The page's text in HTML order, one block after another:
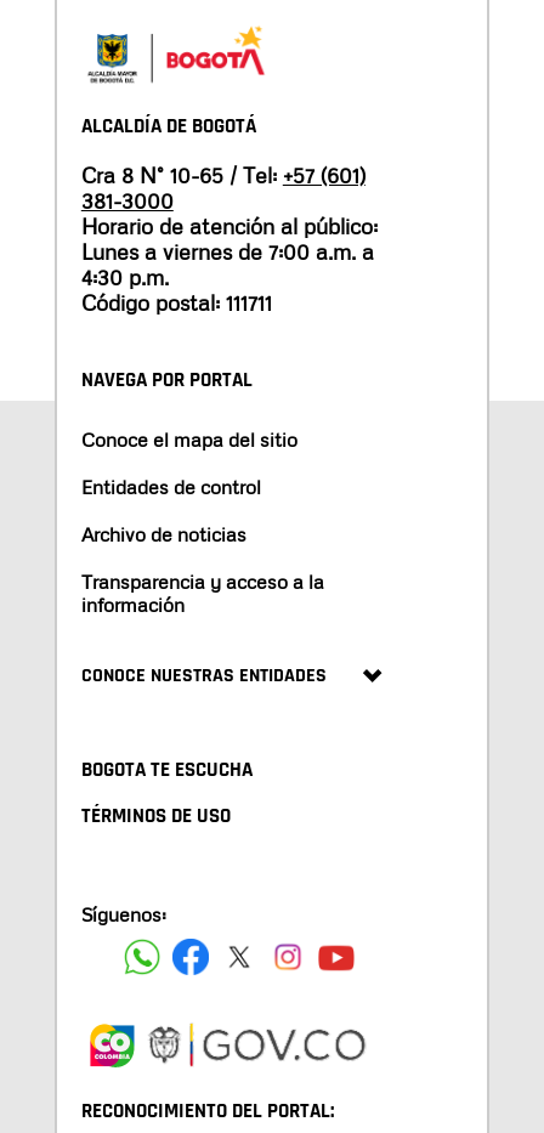
ALCALDÍA DE BOGOTÁ
Cra 8 N° 10-65 / Tel: +57 (601)
381-3000
Horario de atención al público:
Lunes a viernes de 7:00 a.m. a
4:30 p.m.
Código postal: 111711
NAVEGA POR PORTAL
Conoce el mapa del sitio
Entidades de control
Archivo de noticias
Transparencia y acceso a la
información
CONOCE NUESTRAS ENTIDADES
BOGOTA TE ESCUCHA
TÉRMINOS DE USO
Síguenos:
RECONOCIMIENTO DEL PORTAL: